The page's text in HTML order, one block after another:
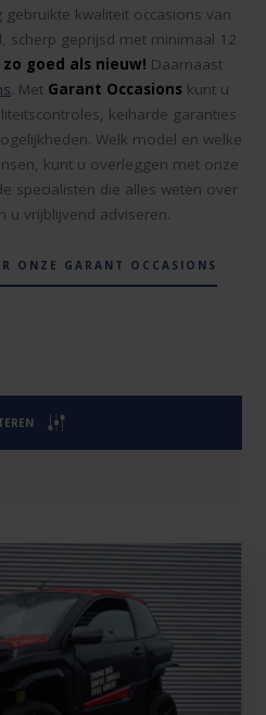
kwaliteit occasions van
scherp geprijsd met minimaal 12
zo goed als nieuw! Daarnaast
. Met Garant Occasions kunt u
keiharde garanties
Welk model en welke
kunt u overleggen met onze
specialisten die alles weten over
u vrijblijvend adviseren.
ONZE GARANT OCCASIONS